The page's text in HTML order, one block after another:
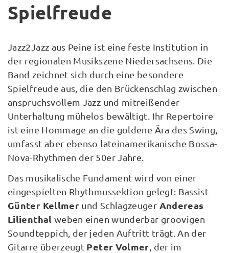
Spielfreude
Jazz2Jazz aus Peine ist eine feste Institution in
der regionalen Musikszene Niedersachsens. Die
Band zeichnet sich durch eine besondere
Spielfreude aus, die den Brückenschlag zwischen
anspruchsvollem Jazz und mitreißender
Unterhaltung mühelos bewältigt. Ihr Repertoire
ist eine Hommage an die goldene Ära des Swing,
umfasst aber ebenso lateinamerikanische Bossa-
Nova-Rhythmen der 50er Jahre.
Das musikalische Fundament wird von einer
eingespielten Rhythmussektion gelegt: Bassist
Günter Kellmer und Schlagzeuger Andereas
Lilienthal weben einen wunderbar groovigen
Soundteppich, der jeden Auftritt trägt. An der
Gitarre überzeugt Peter Volmer , der im